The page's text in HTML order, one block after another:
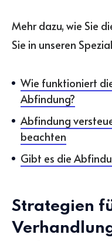
Mehr dazu, wie Sie
Sie in unseren
Wie funktioniert
Abfindung?
Abfindung
beachten
Gibt es die
Strategien